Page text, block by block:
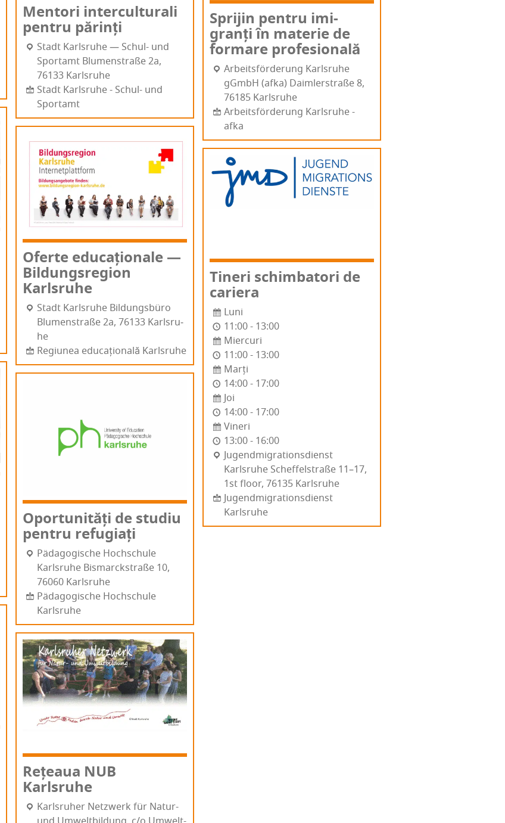
Men­tori inter­cul­tu­rali
pen­tru părinți
Sta­dt Karl­sru­he — Schul- und
Sportamt Blu­men­stra­ße 2a,
76133 Karl­sru­he
Stadt Karlsruhe - Schul- und
Sportamt
Ofer­te edu­ca­țio­na­le —
Bil­dun­gsre­gion
Karlsruhe
Sta­dt Karl­sru­he Bildungsbüro
Blu­men­stra­ße 2a, 76133 Karl­sru­
he
Regiunea educațională Karlsruhe
Oport­u­ni­tăți de stu­diu
pen­tru refugiați
Päda­go­gis­che Hochs­chu­le
Karlsruhe Bis­mar­c­ks­tra­ße 10,
76060 Karl­sru­he
Pädagogische Hochschule
Karlsruhe
Rețea­ua NUB
Karlsruhe
Karl­sru­her Net­zwerk für Natur-
Spri­jin pen­tru imi­
granți în mate­rie de
for­ma­re profesională
Arbe­itsför­de­rung Karl­sru­he
gGm­bH (afka) Dai­m­ler­stra­ße 8,
76185 Karl­sru­he
Arbeitsförderung Karlsruhe -
afka
Tineri schim­ba­tori de
cariera
Luni
11:00 - 13:00
Miercuri
11:00 - 13:00
Marți
14:00 - 17:00
Joi
14:00 - 17:00
Vineri
13:00 - 16:00
Jugend­mi­gra­tion­sdien­st
Karlsruhe Sche­ffels­tra­ße 11–17,
1st floor, 76135 Karl­sru­he
Jugendmigrationsdienst
Karlsruhe